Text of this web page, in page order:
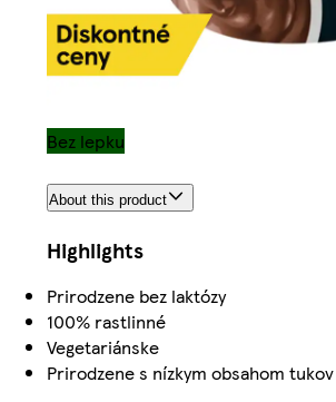
Bez lepku
About this product
Highlights
Prirodzene bez laktózy
100% rastlinné
Vegetariánske
Prirodzene s nízkym obsahom